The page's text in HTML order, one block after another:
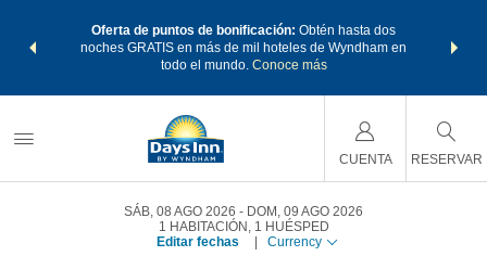
Oferta de puntos de bonificación:Obtén hasta dos
noches GRATIS en más de mil hoteles de Wyndham en
todo el mundo. Conoce más
de viaje
CUENTA RESERVAR
SÁB, 08 AGO 2026
DOM, 09 AGO 2026
1 HABITACIÓN , 1 HUÉSPED
Editar fechas
Currency